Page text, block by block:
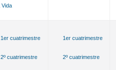
Vida
1er cuatrimestre
2º cuatrimestre
1er cuatrimestre
2º cuatrimestre